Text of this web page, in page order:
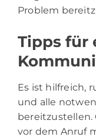
Problem
Tipps für
Es ist hilfreich,
und alle
bereitzustellen.
vor dem Anruf